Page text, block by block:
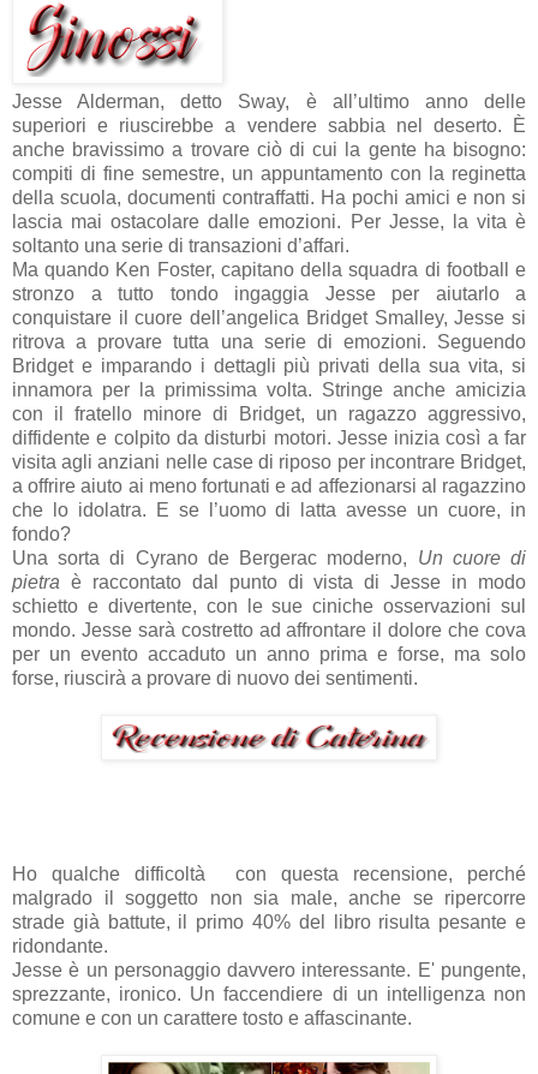
Jesse Alderman, detto Sway, è all’ultimo anno delle
superiori e riuscirebbe a vendere sabbia nel deserto. È
anche bravissimo a trovare ciò di cui la gente ha bisogno:
compiti di fine semestre, un appuntamento con la reginetta
della scuola, documenti contraffatti. Ha pochi amici e non si
lascia mai ostacolare dalle emozioni. Per Jesse, la vita è
soltanto una serie di transazioni d’affari.
Ma quando Ken Foster, capitano della squadra di football e
stronzo a tutto tondo ingaggia Jesse per aiutarlo a
conquistare il cuore dell’angelica Bridget Smalley, Jesse si
ritrova a provare tutta una serie di emozioni. Seguendo
Bridget e imparando i dettagli più privati della sua vita, si
innamora per la primissima volta. Stringe anche amicizia
con il fratello minore di Bridget, un ragazzo aggressivo,
diffidente e colpito da disturbi motori. Jesse inizia così a far
visita agli anziani nelle case di riposo per incontrare Bridget,
a offrire aiuto ai meno fortunati e ad affezionarsi al ragazzino
che lo idolatra. E se l’uomo di latta avesse un cuore, in
fondo?
Una sorta di Cyrano de Bergerac moderno, Un cuore di
pietra è raccontato dal punto di vista di Jesse in modo
schietto e divertente, con le sue ciniche osservazioni sul
mondo. Jesse sarà costretto ad affrontare il dolore che cova
per un evento accaduto un anno prima e forse, ma solo
forse, riuscirà a provare di nuovo dei sentimenti.
Ho qualche difficoltà con questa recensione, perché
malgrado il soggetto non sia male, anche se ripercorre
strade già battute, il primo 40% del libro risulta pesante e
ridondante.
Jesse è un personaggio davvero interessante. E' pungente,
sprezzante, ironico. Un faccendiere di un intelligenza non
comune e con un carattere tosto e affascinante.